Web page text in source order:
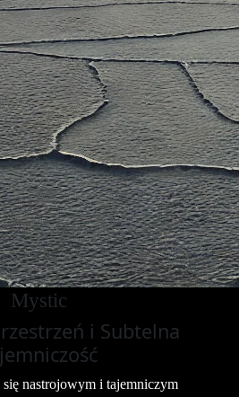
Mystic
i Subtelna
nastrojowym i tajemniczym